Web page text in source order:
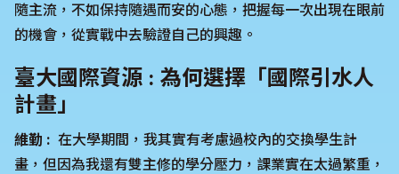
隨主流，不如保持隨遇而安的心態，把握每一次出現在眼前
的機會，從實戰中去驗證自己的興趣。
臺大國際資源 : 為何選擇「國際引水人
計畫」
維勤 : 在大學期間，我其實有考慮過校內的交換學生計
畫，但因為我還有雙主修的學分壓力，課業實在太過繁重，